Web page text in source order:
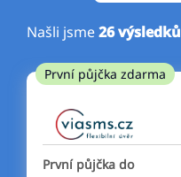
Od
První půjčka zdarma
Našli jsme26výsledků
První půjčka zdarma
První půjčka do